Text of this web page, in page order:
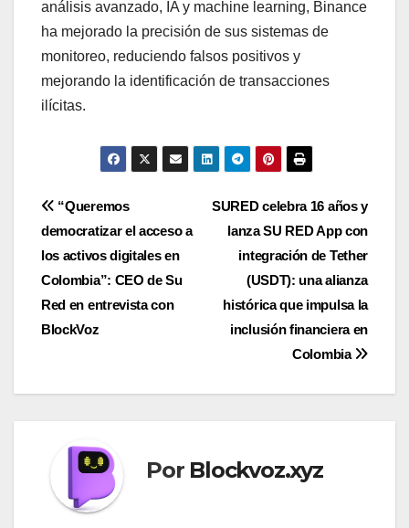
análisis avanzado, IA y machine learning, Binance
ha mejorado la precisión de sus sistemas de
monitoreo, reduciendo falsos positivos y
mejorando la identificación de transacciones
ilícitas.
Navegación
de
entradas
SURED celebra 16 años y
lanza SU RED App con
integración de Tether
(USDT): una alianza
histórica que impulsa la
inclusión financiera en
Colombia
“Queremos
democratizar el acceso a
los activos digitales en
Colombia”: CEO de Su
Red en entrevista con
BlockVoz
Por Blockvoz.xyz